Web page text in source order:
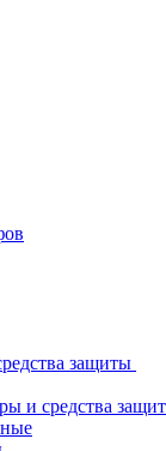
защиты
и средства